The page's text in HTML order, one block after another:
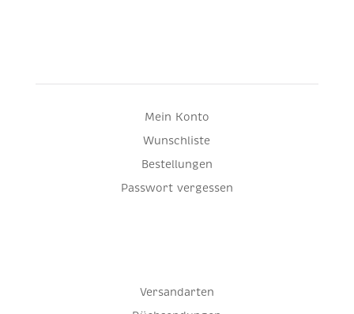
Mein Konto
Wunschliste
Bestellungen
Passwort vergessen
Versandarten